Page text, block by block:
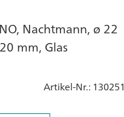
Nachtmann, ø 22
mm, Glas
Artikel-Nr.: 130251